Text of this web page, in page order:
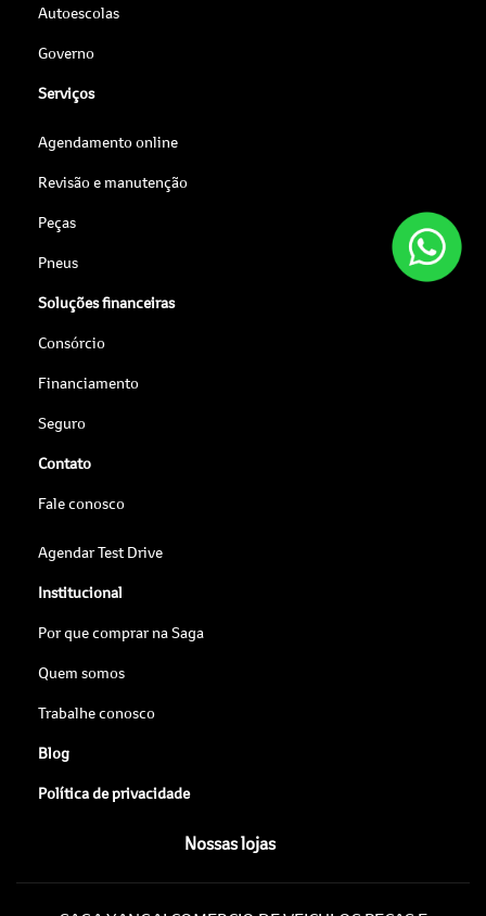
Autoescolas
Governo
Serviços
Agendamento online
Revisão e manutenção
Peças
Pneus
Soluções financeiras
Consórcio
Financiamento
Seguro
Contato
Fale conosco
Agendar Test Drive
Institucional
Por que comprar na Saga
Quem somos
Trabalhe conosco
Blog
Política de privacidade
Nossas lojas